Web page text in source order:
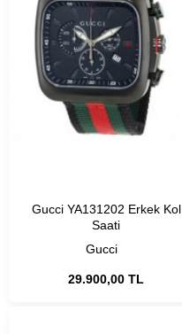
Gucci
Gucci YA131202 Erkek Kol
Saati
29.900,00 TL